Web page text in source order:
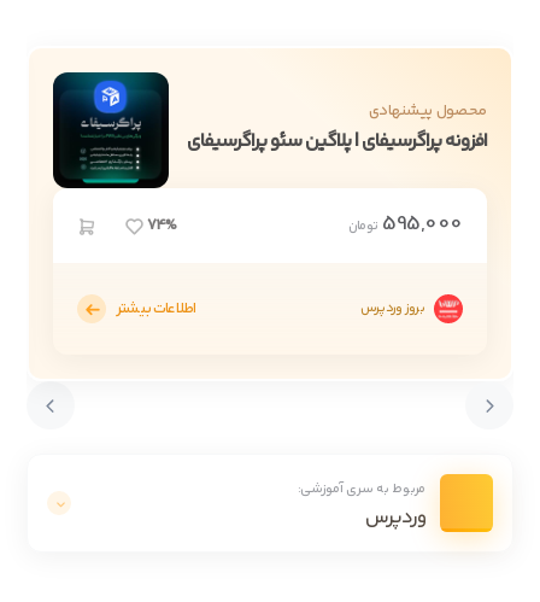
محصول پیشنهادی
افزونه پراگرسیفای | پلاگین سئو پراگرسیفای
595,000 تومان 74%
بروز وردپرس اطلاعات بیشتر
مربوط به سری آموزشی:
وردپرس